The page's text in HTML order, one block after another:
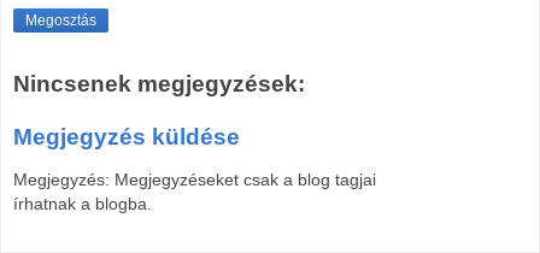
Megosztás
Nincsenek megjegyzések:
Megjegyzés küldése
Megjegyzés: Megjegyzéseket csak a blog tagjai
írhatnak a blogba.